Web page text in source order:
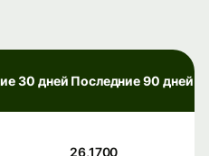
30 дней Последние 90 дней
26,1700